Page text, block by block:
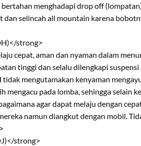
menghadapi drop off
dan selincah all mountain karena
strong>
cepat, aman dan nyaman dalam
tinggi dan selalu dilengkapi
tidak mengutamakan kenyaman
mengacu pada lomba, sehingga selain
agar dapat melaju dengan
namun diangkut dengan mobil.
strong>